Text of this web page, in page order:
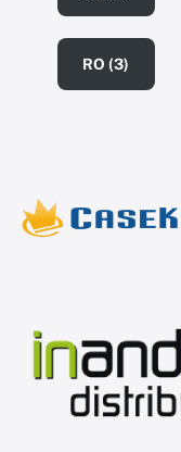
RO (3)